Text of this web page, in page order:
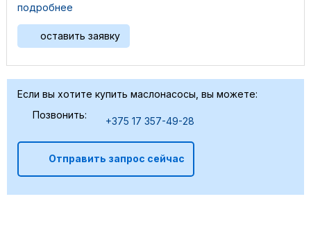
подробнее
оставить заявку
Если вы хотите купить маслонасосы, вы можете:
Позвонить:
+375 17 357-49-28
Отправить запрос сейчас